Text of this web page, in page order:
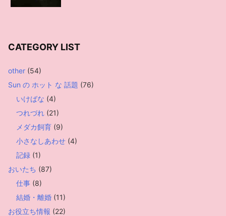
CATEGORY LIST
other (54)
Sun の ホット な 話題 (76)
いけばな (4)
つれづれ (21)
メダカ飼育 (9)
小さなしあわせ (4)
記録 (1)
おいたち (87)
仕事 (8)
結婚・離婚 (11)
お役立ち情報 (22)